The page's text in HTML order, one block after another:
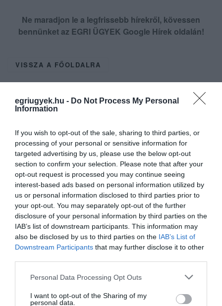
egriugyek.hu - Do Not Process My Personal
Information
If you wish to opt-out of the sale, sharing to third parties, or
processing of your personal or sensitive information for
targeted advertising by us, please use the below opt-out
section to confirm your selection. Please note that after your
opt-out request is processed you may continue seeing
interest-based ads based on personal information utilized by
us or personal information disclosed to third parties prior to
your opt-out. You may separately opt-out of the further
disclosure of your personal information by third parties on the
IAB’s list of downstream participants. This information may
also be disclosed by us to third parties on the IAB’s List of
Downstream Participants that may further disclose it to other
Please note that this website/app uses one or more Google
not limited to your visit or usage behaviour. You may click to
Personal Data Processing Opt Outs
I want to opt-out of the Sharing of my
personal data.
Ne maradjon le a legfrissebb hírekről, kövessen
bennünket az EGRI ÜGYEK Google Hírek oldalán!
VISSZA A FŐOLDALRA
Legfrissebb híreink
BAKA ANDRÁST JELÖLI KÖZTÁRSASÁGI
ELNÖKNEK A TISZA
2026. augusztus 08|Mindenki ügye
ÚJ MAGYAR KÜLÜGYI STRATÉGIA KÉSZÜL,
TELJES SZAKÍTÁS JÖN A...
2026. augusztus 08| Mindenki ügye
TATA ELBŰVÖLŐ LÁTVÁNYOSSÁGAI,
AMIKÉRT ÉRDEMES MEGNÉZNI